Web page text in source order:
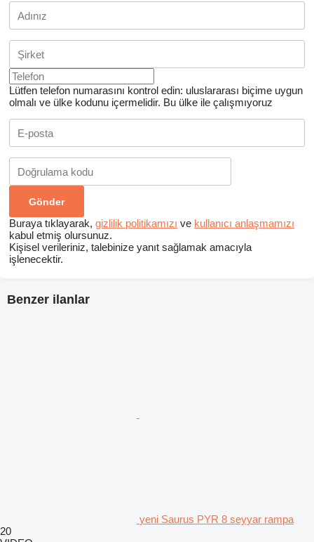
Lütfen telefon numarasını kontrol edin: uluslararası biçime uygun
olmalı ve ülke kodunu içermelidir. Bu ülke ile çalışmıyoruz
Buraya tıklayarak, gizlilik politikamızı ve kullanıcı anlaşmamızı
kabul etmiş olursunuz.
Kişisel verileriniz, talebinize yanıt sağlamak amacıyla
işlenecektir.
Benzer ilanlar
yeni Saurus PYR 8 seyyar rampa
20